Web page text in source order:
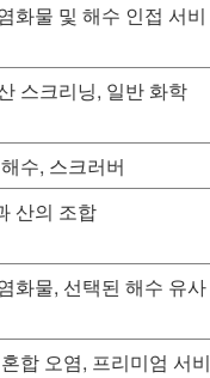
화물 및 해수 인접 서비
스크리닝, 일반 화학
수, 스크러버
산의 조합
화물, 선택된 해수 유사
합 오염, 프리미엄 서비